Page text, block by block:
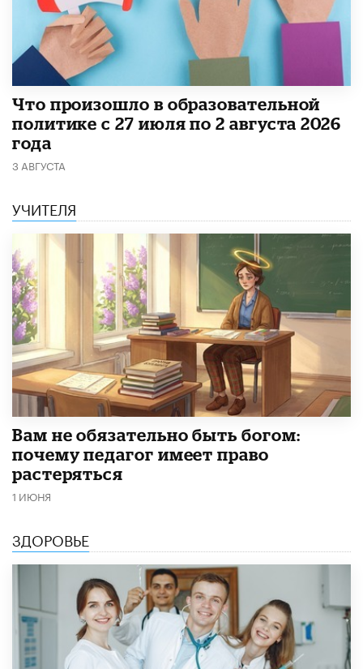
​Что произошло в образовательной
политике с 27 июля по 2 августа 2026
года
3 АВГУСТА
УЧИТЕЛЯ
​Вам не обязательно быть богом:
почему педагог имеет право
растеряться
1 ИЮНЯ
ЗДОРОВЬЕ